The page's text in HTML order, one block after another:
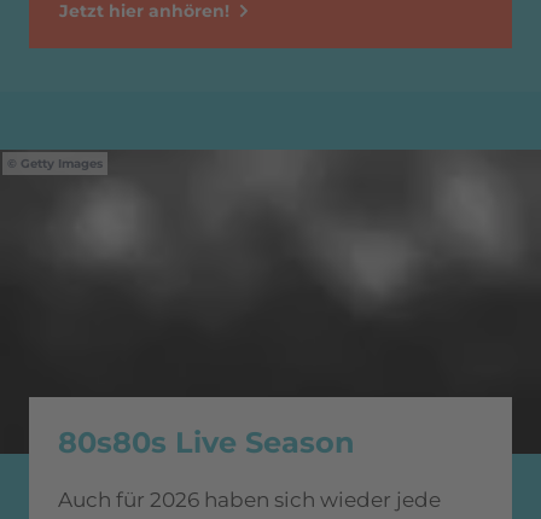
Jetzt hier anhören!
Getty Images
80s80s Live Season
Auch für 2026 haben sich wieder jede